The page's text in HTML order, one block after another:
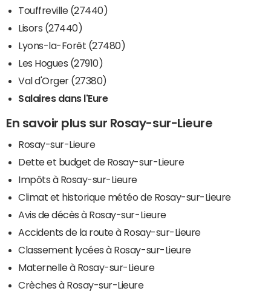
Touffreville (27440)
Lisors (27440)
Lyons-la-Forêt (27480)
Les Hogues (27910)
Val d'Orger (27380)
Salaires dans l'Eure
En savoir plus sur Rosay-sur-Lieure
Rosay-sur-Lieure
Dette et budget de Rosay-sur-Lieure
Impôts à Rosay-sur-Lieure
Climat et historique météo de Rosay-sur-Lieure
Avis de décès à Rosay-sur-Lieure
Accidents de la route à Rosay-sur-Lieure
Classement lycées à Rosay-sur-Lieure
Maternelle à Rosay-sur-Lieure
Crèches à Rosay-sur-Lieure